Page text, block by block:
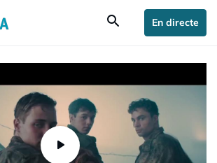
search En directe